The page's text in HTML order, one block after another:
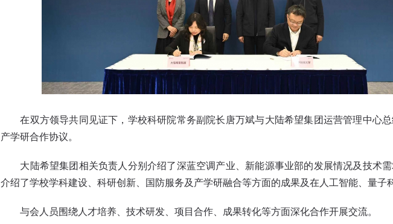
在双方领导共同见证下，学校科研院常务副院长唐万斌与大陆希望集团运营管理中心
产学研合作协议。
大陆希望集团相关负责人分别介绍了深蓝空调产业、新能源事业部的发展情况及技术需
介绍了学校学科建设、科研创新、国防服务及产学研融合等方面的成果及在人工智能、量子
与会人员围绕人才培养、技术研发、项目合作、成果转化等方面深化合作开展交流。